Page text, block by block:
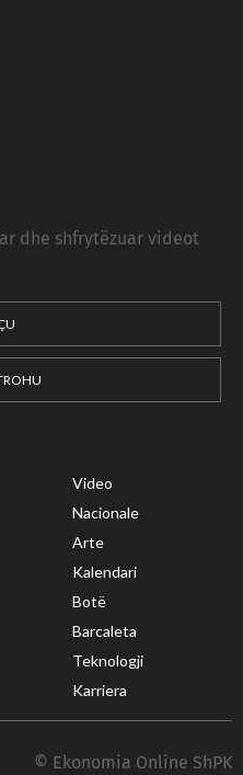
dhe shfrytëzuar videot
Video
Nacionale
Arte
Kalendari
Botë
Barcaleta
Teknologji
Karriera
© Ekonomia Online ShPK